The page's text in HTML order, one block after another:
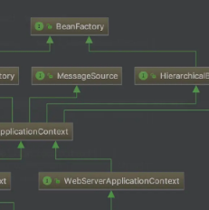
法。
扩展。
" + "please specify an